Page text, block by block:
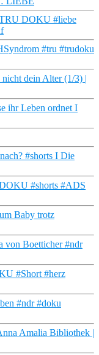
DOKU #liebe
#tru #trudoku
dein Alter (1/3) |
ihr Leben ordnet I
#shorts I Die
#shorts #ADS
Baby trotz
von Boetticher #ndr
#Short #herz
#ndr #doku
Amalia Bibliothek |